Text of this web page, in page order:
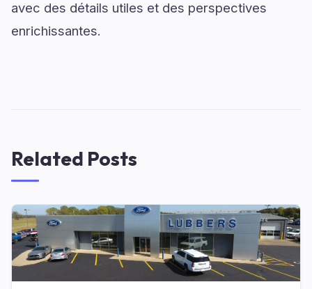
avec des détails utiles et des perspectives
enrichissantes.
Related Posts